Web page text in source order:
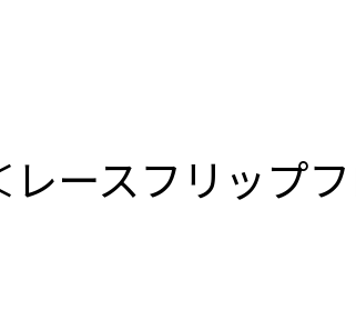
ースフリップ